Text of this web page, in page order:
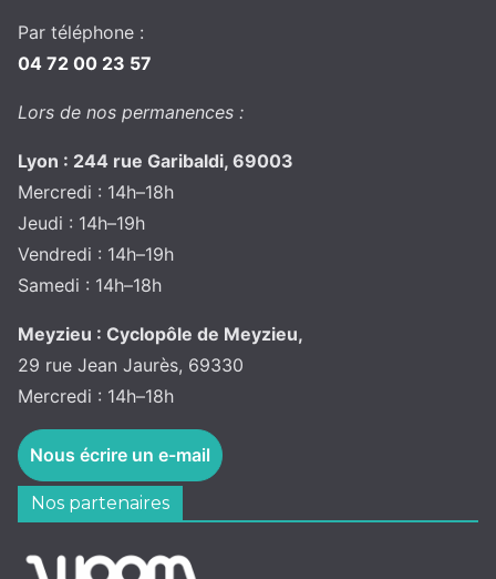
Par téléphone :
04 72 00 23 57
Lors de nos permanences :
Lyon : 244 rue Garibaldi, 69003
Mercredi : 14h–18h
Jeudi : 14h–19h
Vendredi : 14h–19h
Samedi : 14h–18h
Meyzieu : Cyclopôle de Meyzieu,
29 rue Jean Jaurès, 69330
Mercredi : 14h–18h
Nous écrire un e-mail
Nos partenaires